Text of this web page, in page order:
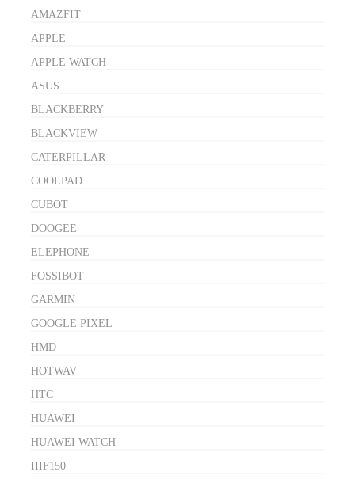
AMAZFIT
APPLE
APPLE WATCH
ASUS
BLACKBERRY
BLACKVIEW
CATERPILLAR
COOLPAD
CUBOT
DOOGEE
ELEPHONE
FOSSIBOT
GARMIN
GOOGLE PIXEL
HMD
HOTWAV
HTC
HUAWEI
HUAWEI WATCH
IIIF150